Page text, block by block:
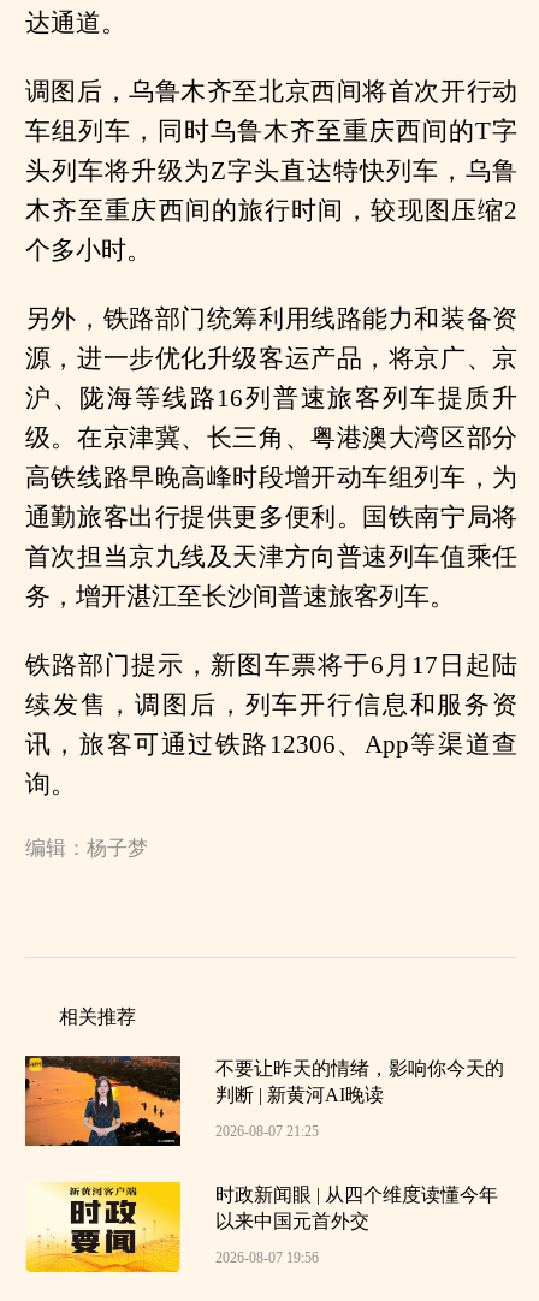
达通道。
调图后，乌鲁木齐至北京西间将首次开行动
车组列车，同时乌鲁木齐至重庆西间的T字
头列车将升级为Z字头直达特快列车，乌鲁
木齐至重庆西间的旅行时间，较现图压缩2
个多小时。
另外，铁路部门统筹利用线路能力和装备资
源，进一步优化升级客运产品，将京广、京
沪、陇海等线路16列普速旅客列车提质升
级。在京津冀、长三角、粤港澳大湾区部分
高铁线路早晚高峰时段增开动车组列车，为
通勤旅客出行提供更多便利。国铁南宁局将
首次担当京九线及天津方向普速列车值乘任
务，增开湛江至长沙间普速旅客列车。
铁路部门提示，新图车票将于6月17日起陆
续发售，调图后，列车开行信息和服务资
讯，旅客可通过铁路12306、App等渠道查
询。
编辑：杨子梦
相关推荐
不要让昨天的情绪，影响你今天的
判断 | 新黄河AI晚读
2026-08-07 21:25
时政新闻眼 | 从四个维度读懂今年
以来中国元首外交
2026-08-07 19:56